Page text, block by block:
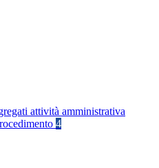
attività amministrativa
4